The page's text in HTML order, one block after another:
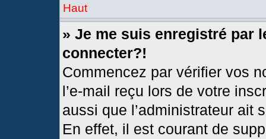
Haut
» Je me suis enregistré par
connecter?!
Commencez par vérifier vos
l’e-mail reçu lors de votre
aussi que l’administrateur ait
En effet, il est courant de